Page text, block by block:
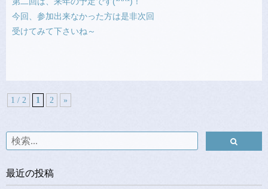
今回、参加出来なかった方は是非次回
受けてみて下さいね～
1 / 2 1 2 »
最近の投稿